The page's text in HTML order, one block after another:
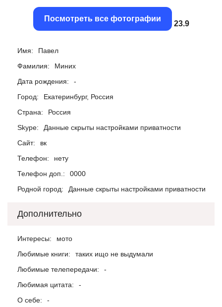
Посмотреть все фотографии
23.62
Имя:
Павел
Фамилия:
Миних
Дата рождения:
-
Город:
Екатеринбург, Россия
Страна:
Россия
Skype:
Данные скрыты настройками приватности
Сайт:
вк
Телефон:
нету
Телефон доп.:
0000
Родной город:
Данные скрыты настройками приватности
Дополнительно
Интересы:
мото
Любимые книги:
таких ищо не выдумали
Любимые телепередачи:
-
Любимая цитата:
-
О себе:
-